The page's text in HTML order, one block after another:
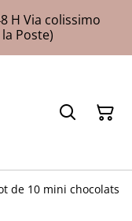
H Via colissimo
Poste)
de 10 mini chocolats